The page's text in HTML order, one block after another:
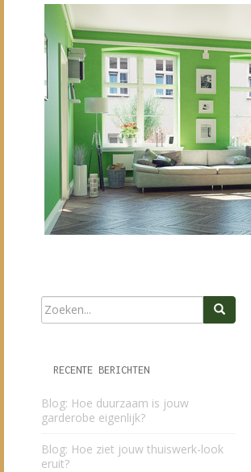
RECENTE BERICHTEN
Blog: Hoe duurzaam is jouw
garderobe eigenlijk?
Blog: Hoe ziet jouw thuiswerk-look
eruit?